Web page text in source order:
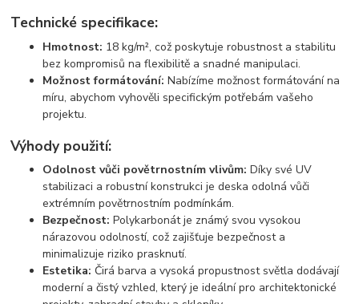
Technické specifikace:
Hmotnost: 18 kg/m², což poskytuje robustnost a stabilitu
bez kompromisů na flexibilitě a snadné manipulaci.
Možnost formátování: Nabízíme možnost formátování na
míru, abychom vyhověli specifickým potřebám vašeho
projektu.
Výhody použití:
Odolnost vůči povětrnostním vlivům: Díky své UV
stabilizaci a robustní konstrukci je deska odolná vůči
extrémním povětrnostním podmínkám.
Bezpečnost: Polykarbonát je známý svou vysokou
nárazovou odolností, což zajišťuje bezpečnost a
minimalizuje riziko prasknutí.
Estetika: Čirá barva a vysoká propustnost světla dodávají
moderní a čistý vzhled, který je ideální pro architektonické